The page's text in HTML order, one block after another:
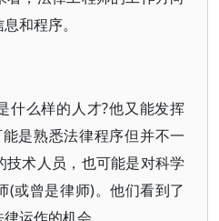
和程序。
什么样的人才?他又能发挥
是熟悉法律程序但并不一
技术人员，也可能是对科学
(或曾是律师)。他们看到了